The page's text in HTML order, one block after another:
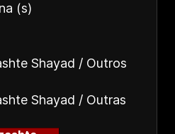
(s)
Shayad / Outros
Shayad / Outras